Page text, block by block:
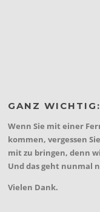
GANZ WICHTIG:
Wenn Sie mit einer
kommen, vergessen
mit zu bringen, denn
Und das geht nunmal
Vielen Dank.